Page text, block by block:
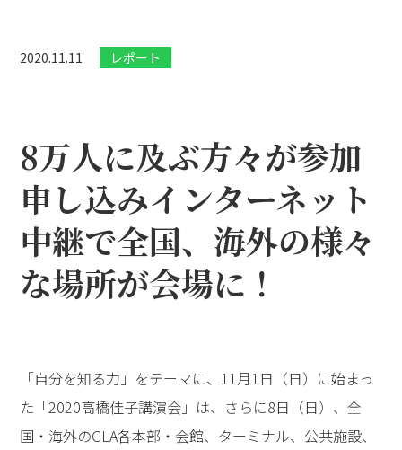
2020.11.11 レポート
8万人に及ぶ方々が参加
申し込み――インターネット
中継で全国、海外の様々
な場所が会場に！
「自分を知る力」をテーマに、11月1日（日）に始まっ
た「2020高橋佳子講演会」は、さらに8日（日）、全
国・海外のGLA各本部・会館、ターミナル、公共施設、